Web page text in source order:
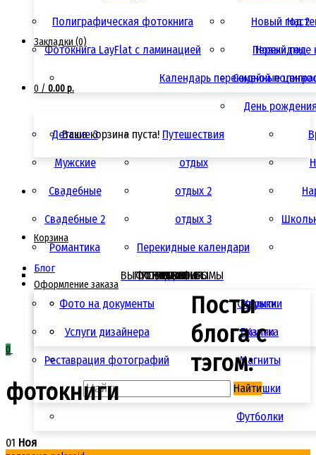
Закладки (0)
0 / 0.00 р.
Ваша корзина пуста!
Корзина
Оформление заказа
0
Полиграфическая фотокнига
Фотокнига LayFlat с ламинацией Перекидные
Календарь перекидной
Новый год 2
Новый год
Семейные
День
Детские 3
Мужские
Свадебные
Свадебные 2
Романтика
Путешествия
отдых
отдых 2
отдых 3
Перекидные календари
ФОТОСУВЕНИРЫ
Кружки
Камни
Магниты
Подушки
Футболки
ЦЕНЫ
АКЦИИ
ВЫПУСКНЫЕ АЛЬБОМЫ
ПОЛИГРАФИЯ
Открытки
Визитка
УСЛУГИ
Фото на документы
Услуги дизайнера
Реставрация фотографий
Найти
Блог
Посты
блога с
тэгом:
фотокниги
01 Ноя